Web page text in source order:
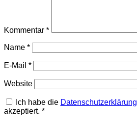
Kommentar *
Name *
E-Mail *
Website
Ich habe die Datenschutzerklärung
akzeptiert. *